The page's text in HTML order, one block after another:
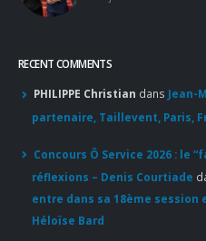
RECENT COMMENTS
PHILIPPE Christian dans Jean-
partenaire, Taillevent, Paris,
Concours Ô Service 2026 : le
réflexions – Denis Courtiade
entre dans sa 18ème
Héloïse Bard